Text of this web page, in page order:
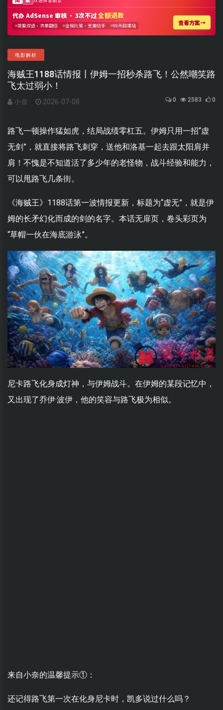
电影解析
海贼王1188话情报丨伊姆一招秒杀路飞！公然嘲笑路
飞太过弱小！
小奈 2026-07-08 0 2583 0
路飞一顿操作猛如虎，结局战绩零杠五。伊姆只用一招“虚
无剑”，就直接将路飞刺穿，送他和洛基一起去跟太阳肩并
肩！不愧是不知道活了多少年的老怪物，战斗经验和能力，
可以甩路飞几条街。
《海贼王》1188话第一波情报更新，标题为“虚无”，就是伊
姆的长矛幻化而成的剑的名字。本话无扉页，卷头彩页为
“草帽一伙在海底游泳”。
尼卡路飞化身成灯神，与伊姆战斗。在伊姆的某段记忆中，
又出现了乔伊·波伊，他的笑容与路飞极为相似。
来自小奈的温馨提示①：
还记得路飞第一次在化身尼卡时，凯多说过什么吗？